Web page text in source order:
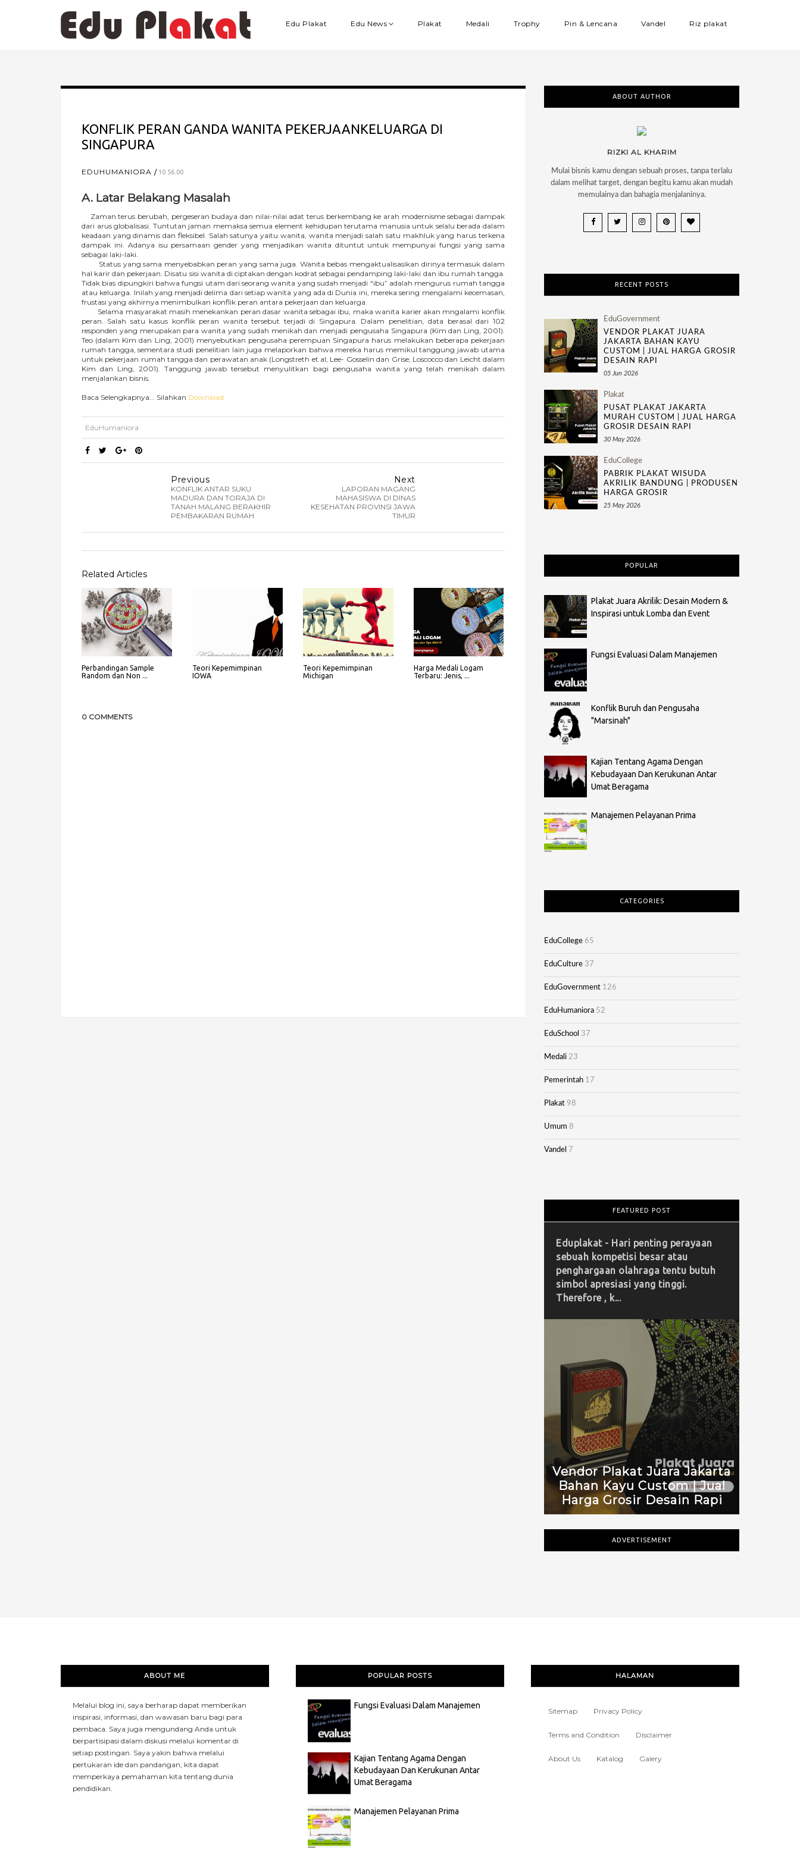
Edu Plakat Edu News Plakat Medali Trophy Pin & Lencana Vandel Riz plakat
KONFLIK PERAN GANDA WANITA PEKERJAANKELUARGA DI
SINGAPURA
EDUHUMANIORA 10.56.00
A. Latar Belakang Masalah
Zaman terus berubah, pergeseran budaya dan nilai-nilai adat terus berkembang ke arah modernisme sebagai dampak
dari arus globalisasi. Tuntutan jaman memaksa semua element kehidupan terutama manusia untuk selalu berada dalam
keadaan yang dinamis dan fleksibel. Salah satunya yaitu wanita, wanita menjadi salah satu makhluk yang harus terkena
dampak ini. Adanya isu persamaan gender yang menjadikan wanita dituntut untuk mempunyai fungsi yang sama
sebagai laki-laki.
Status yang sama menyebabkan peran yang sama juga. Wanita bebas mengaktualisasikan dirinya termasuk dalam
hal karir dan pekerjaan. Disatu sisi wanita di ciptakan dengan kodrat sebagai pendamping laki-laki dan ibu rumah tangga.
Tidak bias dipungkiri bahwa fungsi utam dari seorang wanita yang sudah menjadi “ibu” adalah mengurus rumah tangga
atau keluarga. Inilah yang menjadi delima dari setiap wanita yang ada di Dunia ini, mereka sering mengalami kecemasan,
frustasi yang akhirnya menimbulkan konflik peran antara pekerjaan dan keluarga.
Selama masyarakat masih menekankan peran dasar wanita sebagai ibu, maka wanita karier akan mngalami konflik
peran. Salah satu kasus konflik peran wanita tersebut terjadi di Singapura. Dalam penelitian, data berasal dari 102
responden yang merupakan para wanita yang sudah menikah dan menjadi pengusaha Singapura (Kim dan Ling, 2001).
Teo (dalam Kim dan Ling, 2001) menyebutkan pengusaha perempuan Singapura harus melakukan beberapa pekerjaan
rumah tangga, sementara studi penelitian lain juga melaporkan bahwa mereka harus memikul tanggung jawab utama
untuk pekerjaan rumah tangga dan perawatan anak (Longstreth et al; Lee- Gosselin dan Grise; Loscocco dan Leicht dalam
Kim dan Ling, 2001). Tanggung jawab tersebut menyulitkan bagi pengusaha wanita yang telah menikah dalam
menjalankan bisnis.
Baca Selengkapnya... Silahkan Download
EduHumaniora
Next
LAPORAN MAGANG
MAHASISWA DI DINAS
KESEHATAN PROVINSI JAWA
TIMUR
Previous
KONFLIK ANTAR SUKU
MADURA DAN TORAJA DI
TANAH MALANG BERAKHIR
PEMBAKARAN RUMAH
Related Articles
Perbandingan Sample
Random dan Non ...
Teori Kepemimpinan
IOWA
Teori Kepemimpinan
Michigan
Harga Medali Logam
Terbaru: Jenis, ...
0 COMMENTS
ABOUT AUTHOR
RIZKI AL KHARIM
Mulai bisnis kamu dengan sebuah proses, tanpa terlalu
dalam melihat target, dengan begitu kamu akan mudah
memulainya dan bahagia menjalaninya.
RECENT POSTS
EduGovernment
VENDOR PLAKAT JUARA
JAKARTA BAHAN KAYU
CUSTOM | JUAL HARGA GROSIR
DESAIN RAPI
05 Jun 2026
Plakat
PUSAT PLAKAT JAKARTA
MURAH CUSTOM | JUAL HARGA
GROSIR DESAIN RAPI
30 May 2026
EduCollege
PABRIK PLAKAT WISUDA
AKRILIK BANDUNG | PRODUSEN
HARGA GROSIR
25 May 2026
POPULAR
Plakat Juara Akrilik: Desain Modern &
Inspirasi untuk Lomba dan Event
Fungsi Evaluasi Dalam Manajemen
Konflik Buruh dan Pengusaha
"Marsinah"
Kajian Tentang Agama Dengan
Kebudayaan Dan Kerukunan Antar
Umat Beragama
Manajemen Pelayanan Prima
CATEGORIES
EduCollege 65
EduCulture 37
EduGovernment 126
EduHumaniora 52
EduSchool 37
Medali 23
Pemerintah 17
Plakat 98
Umum 8
Vandel 7
FEATURED POST
Vendor Plakat Juara Jakarta
Bahan Kayu Custom | Jual
Harga Grosir Desain Rapi
Eduplakat - Hari penting perayaan
sebuah kompetisi besar atau
penghargaan olahraga tentu butuh
simbol apresiasi yang tinggi.
Therefore , k...
ADVERTISEMENT
ABOUT ME
Melalui blog ini, saya berharap dapat memberikan
inspirasi, informasi, dan wawasan baru bagi para
pembaca. Saya juga mengundang Anda untuk
berpartisipasi dalam diskusi melalui komentar di
setiap postingan. Saya yakin bahwa melalui
pertukaran ide dan pandangan, kita dapat
memperkaya pemahaman kita tentang dunia
pendidikan.
POPULAR POSTS
Fungsi Evaluasi Dalam Manajemen
Kajian Tentang Agama Dengan
Kebudayaan Dan Kerukunan Antar
Umat Beragama
Manajemen Pelayanan Prima
HALAMAN
Sitemap Privacy Policy
Terms and Condition Disclaimer
About Us Katalog Galery